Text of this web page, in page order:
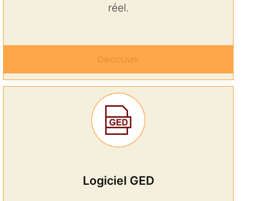
réel.
Découvrir
Logiciel GED